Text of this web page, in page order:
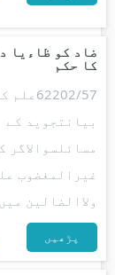
ضاد کو ظاءیا
کا حکم
62202/57علم
بیانتجوید کے
مسائلسوالاگر
غیرالمغضوب
ولاالضالین میں
پڑھیں